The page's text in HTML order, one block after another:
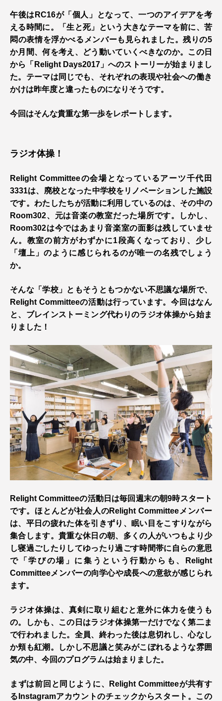
午後はRC16が「個人」となって、一つのアイデアを考
える時間に。「生と死」という大きなテーマを前に、苦
悶の表情を浮かべるメンバーも見られました。残りの5
か月間、何を考え、どう動いていくべきなのか。この日
から「Relight Days2017」へのストーリーが始まりまし
た。テーマは同じでも、それぞれの表現や社会への働き
かけは昨年度と違ったものになりそうです。
今回はそんな貴重な第一歩をレポートします。
ラジオ体操！
Relight Committeeの会場となっているアーツ千代田
3331は、廃校となった中学校をリノベーションした施設
です。わたしたちが活動に利用しているのは、その中の
Room302、元は音楽の教室だった場所です。しかし、
Room302は今ではあまり音楽室の面影は残していませ
ん。教室の前方がわずかに1段高くなっており、少し
「壇上」のように感じられるのが唯一の名残でしょう
か。
そんな「学校」ともそうともつかない不思議な場所で、
Relight Committeeの活動は行っています。今回はなん
と、ブレインストーミング代わりのラジオ体操から始ま
りました！
Relight Committeeの活動日は毎回週末の朝9時スタート
です。ほとんどが社会人のRelight Committeeメンバー
は、平日の疲れた体を引きずり、眠い目をこすりながら
集合します。貴重な休日の朝、多くの人がいつもより少
し寝過ごしたりしてゆったり過ごす時間帯に自らの意思
で「学びの場」に集うという行動からも、Relight
Committeeメンバーの向学心や成長への意欲が感じられ
ます。
ラジオ体操は、真剣に取り組むと意外に体力を使うも
の。しかも、この日はラジオ体操第一だけでなく第二ま
で行われました。全員、終わった後は息切れし、心なし
か頬も紅潮。しかし不思議と笑みがこぼれるような雰囲
気の中、今回のプログラムは始まりました。
まずは前回と同じように、Relight Committeeが共有す
るInstagramアカウントのチェックからスタート。この